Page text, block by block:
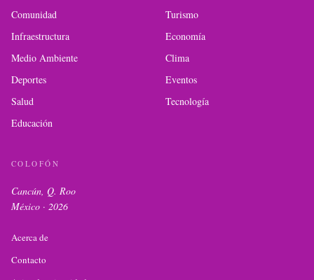
Comunidad
Turismo
Infraestructura
Economía
Medio Ambiente
Clima
Deportes
Eventos
Salud
Tecnología
Educación
COLOFÓN
Cancún, Q. Roo
México · 2026
Acerca de
Contacto